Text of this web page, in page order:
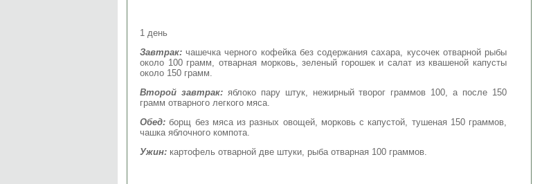
1 день
Завтрак: чашечка черного кофейка без содержания сахара, кусочек отварной рыбы
около 100 грамм, отварная морковь, зеленый горошек и салат из квашеной капусты
около 150 грамм.
Второй завтрак:яблоко пару штук, нежирный творог граммов 100, а после 150
грамм отварного легкого мяса.
Обед: борщ без мяса из разных овощей, морковь с капустой, тушеная 150 граммов,
чашка яблочного компота.
Ужин: картофель отварной две штуки, рыба отварная 100 граммов.